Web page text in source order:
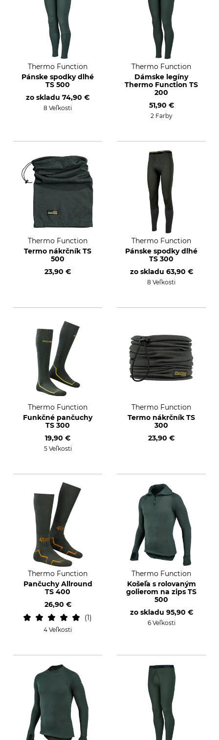
Thermo Function
Pánske spodky dlhé
TS 500
zo skladu 74,90 €
8 Veľkosti
Thermo Function
Dámske legíny
Thermo Function TS
200
51,90 €
2 Farby
Thermo Function
Termo nákrčník TS
500
23,90 €
Thermo Function
Pánske spodky dlhé
TS 300
zo skladu 63,90 €
8 Veľkosti
Thermo Function
Funkčné pančuchy
TS 300
19,90 €
5 Veľkosti
Thermo Function
Termo nákrčník TS
300
23,90 €
Thermo Function
Pančuchy Allround
TS 400
26,90 €
1
4 Veľkosti
Thermo Function
Košeľa s rolovaným
golierom na zips TS
500
zo skladu 95,90 €
6 Veľkosti